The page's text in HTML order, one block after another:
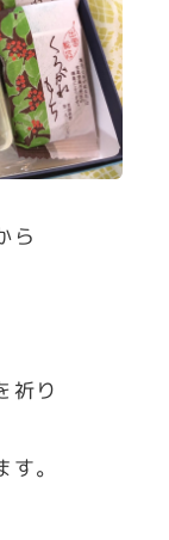
ら
祈り
。